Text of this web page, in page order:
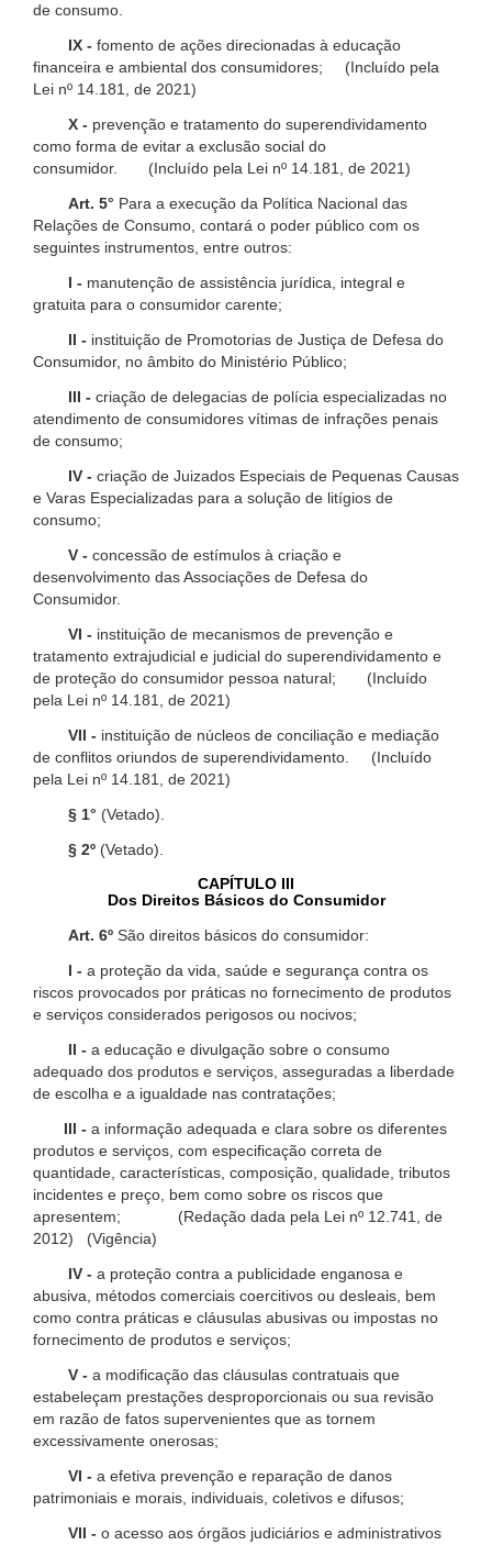
de consumo.
IX - fomento de ações direcionadas à educação
financeira e ambiental dos consumidores; (Incluído pela
Lei nº 14.181, de 2021)
X - prevenção e tratamento do superendividamento
como forma de evitar a exclusão social do
consumidor. (Incluído pela Lei nº 14.181, de 2021)
Art. 5° Para a execução da Política Nacional das
Relações de Consumo, contará o poder público com os
seguintes instrumentos, entre outros:
I - manutenção de assistência jurídica, integral e
gratuita para o consumidor carente;
II - instituição de Promotorias de Justiça de Defesa do
Consumidor, no âmbito do Ministério Público;
III - criação de delegacias de polícia especializadas no
atendimento de consumidores vítimas de infrações penais
de consumo;
IV - criação de Juizados Especiais de Pequenas Causas
e Varas Especializadas para a solução de litígios de
consumo;
V - concessão de estímulos à criação e
desenvolvimento das Associações de Defesa do
Consumidor.
VI - instituição de mecanismos de prevenção e
tratamento extrajudicial e judicial do superendividamento e
de proteção do consumidor pessoa natural; (Incluído
pela Lei nº 14.181, de 2021)
VII - instituição de núcleos de conciliação e mediação
de conflitos oriundos de superendividamento. (Incluído
pela Lei nº 14.181, de 2021)
§ 1° (Vetado).
§ 2º (Vetado).
CAPÍTULO III
Dos Direitos Básicos do Consumidor
Art. 6º São direitos básicos do consumidor:
I - a proteção da vida, saúde e segurança contra os
riscos provocados por práticas no fornecimento de produtos
e serviços considerados perigosos ou nocivos;
II - a educação e divulgação sobre o consumo
adequado dos produtos e serviços, asseguradas a liberdade
de escolha e a igualdade nas contratações;
III - a informação adequada e clara sobre os diferentes
produtos e serviços, com especificação correta de
quantidade, características, composição, qualidade, tributos
incidentes e preço, bem como sobre os riscos que
apresentem; (Redação dada pela Lei nº 12.741, de
2012) (Vigência)
IV - a proteção contra a publicidade enganosa e
abusiva, métodos comerciais coercitivos ou desleais, bem
como contra práticas e cláusulas abusivas ou impostas no
fornecimento de produtos e serviços;
V - a modificação das cláusulas contratuais que
estabeleçam prestações desproporcionais ou sua revisão
em razão de fatos supervenientes que as tornem
excessivamente onerosas;
VI - a efetiva prevenção e reparação de danos
patrimoniais e morais, individuais, coletivos e difusos;
VII - o acesso aos órgãos judiciários e administrativos